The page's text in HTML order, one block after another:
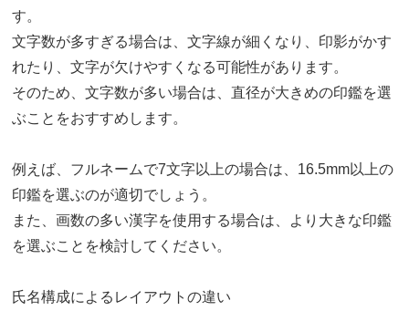
す。
文字数が多すぎる場合は、文字線が細くなり、印影がかす
れたり、文字が欠けやすくなる可能性があります。
そのため、文字数が多い場合は、直径が大きめの印鑑を選
ぶことをおすすめします。
例えば、フルネームで7文字以上の場合は、16.5mm以上の
印鑑を選ぶのが適切でしょう。
また、画数の多い漢字を使用する場合は、より大きな印鑑
を選ぶことを検討してください。
氏名構成によるレイアウトの違い